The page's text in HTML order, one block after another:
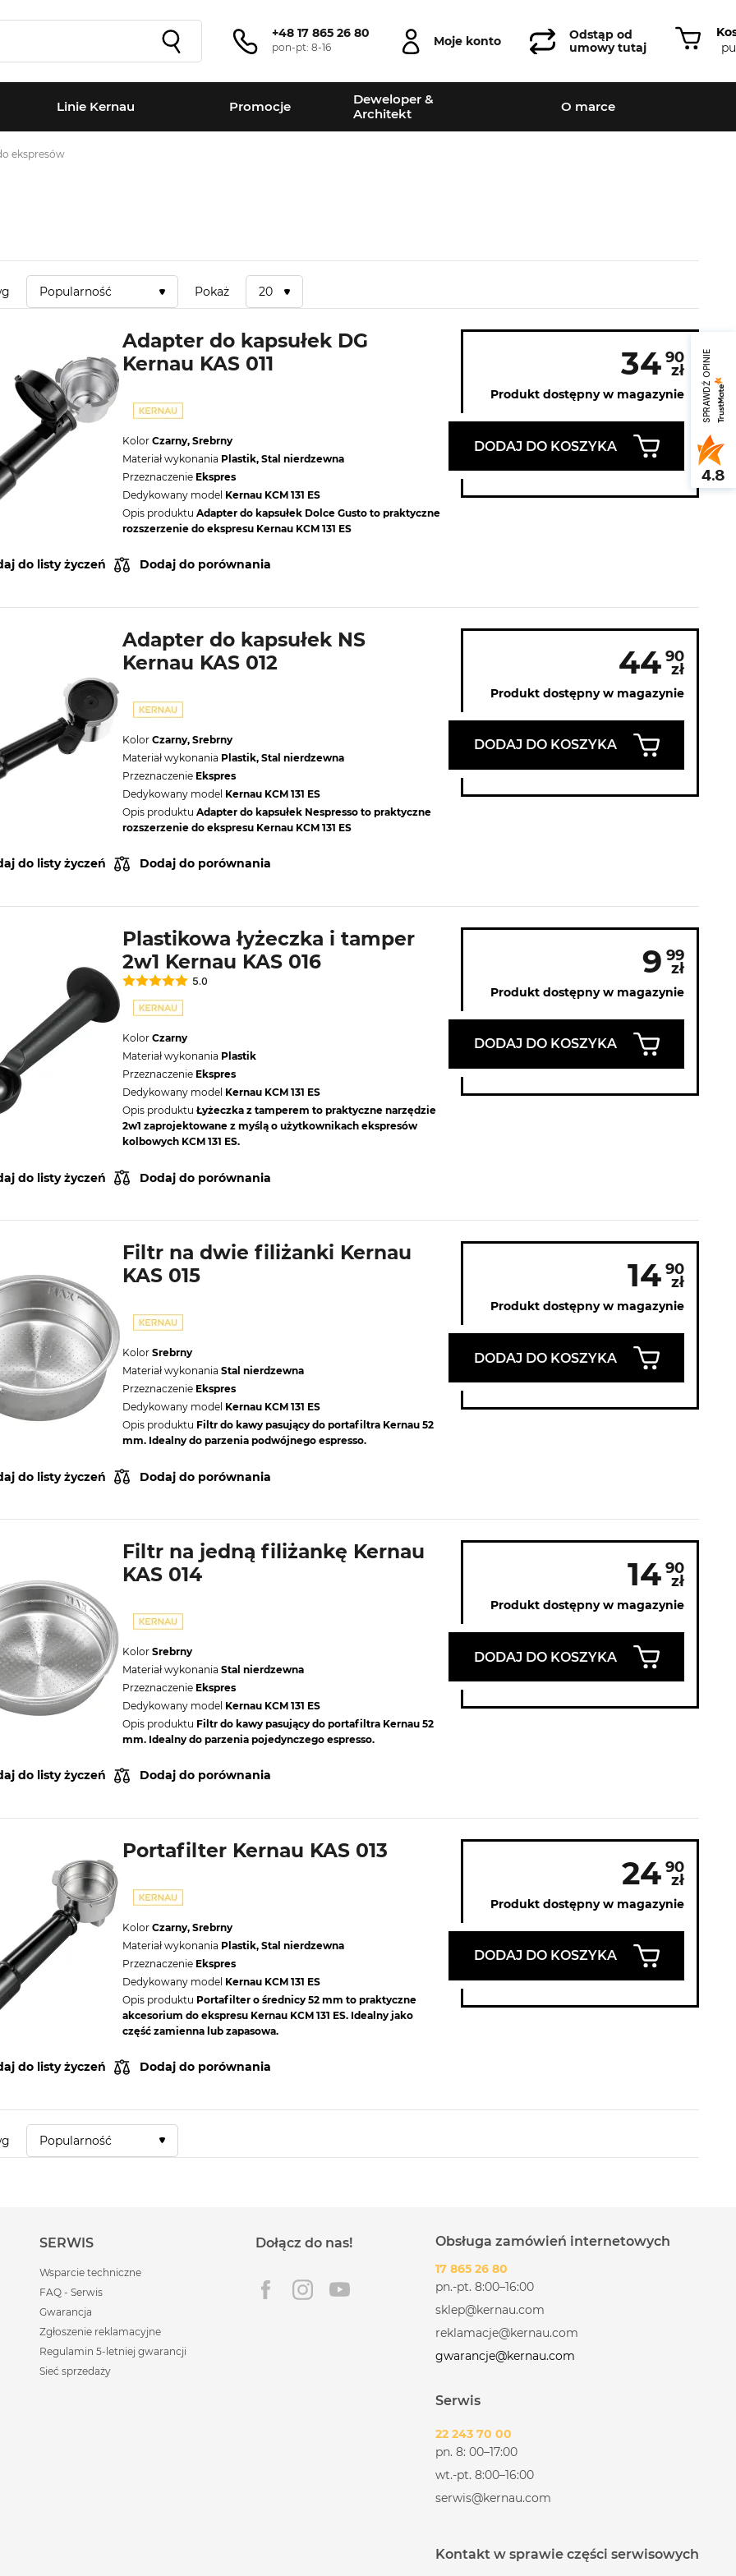
+48 17 865 26 80
pon-pt: 8-16 Moje konto
Odstąp od
umowy tutaj
Linie Kernau Promocje
Deweloper &
Architekt
O marce
ekspresów
Popularność Pokaż 20
Adapter do kapsułek DG
Kernau KAS 011
Kolor Czarny, Srebrny
Materiał wykonania Plastik, Stal nierdzewna
Przeznaczenie Ekspres
Dedykowany model Kernau KCM 131 ES
Opis produktu Adapter do kapsułek Dolce Gusto to praktyczne
rozszerzenie do ekspresu Kernau KCM 131 ES
do listy życzeń Dodaj do porównania
34 90
zł
Produkt dostępny w magazynie
DODAJ DO KOSZYKA
Adapter do kapsułek NS
Kernau KAS 012
Kolor Czarny, Srebrny
Materiał wykonania Plastik, Stal nierdzewna
Przeznaczenie Ekspres
Dedykowany model Kernau KCM 131 ES
Opis produktu Adapter do kapsułek Nespresso to praktyczne
rozszerzenie do ekspresu Kernau KCM 131 ES
do listy życzeń Dodaj do porównania
44 90
zł
Produkt dostępny w magazynie
DODAJ DO KOSZYKA
Plastikowa łyżeczka i tamper
2w1 Kernau KAS 016
5.0
Kolor Czarny
Materiał wykonania Plastik
Przeznaczenie Ekspres
Dedykowany model Kernau KCM 131 ES
Opis produktu Łyżeczka z tamperem to praktyczne narzędzie
2w1 zaprojektowane z myślą o użytkownikach ekspresów
kolbowych KCM 131 ES.
do listy życzeń Dodaj do porównania
9 99
zł
Produkt dostępny w magazynie
DODAJ DO KOSZYKA
Filtr na dwie filiżanki Kernau
KAS 015
Kolor Srebrny
Materiał wykonania Stal nierdzewna
Przeznaczenie Ekspres
Dedykowany model Kernau KCM 131 ES
Opis produktu Filtr do kawy pasujący do portafiltra Kernau 52
mm. Idealny do parzenia podwójnego espresso.
do listy życzeń Dodaj do porównania
14 90
zł
Produkt dostępny w magazynie
DODAJ DO KOSZYKA
Filtr na jedną filiżankę Kernau
KAS 014
Kolor Srebrny
Materiał wykonania Stal nierdzewna
Przeznaczenie Ekspres
Dedykowany model Kernau KCM 131 ES
Opis produktu Filtr do kawy pasujący do portafiltra Kernau 52
mm. Idealny do parzenia pojedynczego espresso.
do listy życzeń Dodaj do porównania
14 90
zł
Produkt dostępny w magazynie
DODAJ DO KOSZYKA
Portafilter Kernau KAS 013
Kolor Czarny, Srebrny
Materiał wykonania Plastik, Stal nierdzewna
Przeznaczenie Ekspres
Dedykowany model Kernau KCM 131 ES
Opis produktu Portafilter o średnicy 52 mm to praktyczne
akcesorium do ekspresu Kernau KCM 131 ES. Idealny jako
część zamienna lub zapasowa.
do listy życzeń Dodaj do porównania
24 90
zł
Produkt dostępny w magazynie
DODAJ DO KOSZYKA
Popularność
SERWIS
Wsparcie techniczne
FAQ - Serwis
Gwarancja
Zgłoszenie reklamacyjne
Regulamin 5-letniej gwarancji
Sieć sprzedaży
Dołącz do nas! Obsługa zamówień internetowych
17 865 26 80
pn.-pt. 8:00–16:00
sklep@kernau.com
reklamacje@kernau.com
gwarancje@kernau.com
Serwis
22 243 70 00
pn. 8: 00–17:00
wt.-pt. 8:00–16:00
serwis@kernau.com
Kontakt w sprawie części serwisowych
SPRAWDŹ OPINIE
4.8